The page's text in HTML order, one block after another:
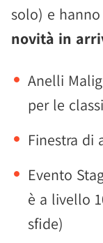
solo) e
novità in
Anelli
per le classi
Finestra di
Evento
è a livello
sfide)